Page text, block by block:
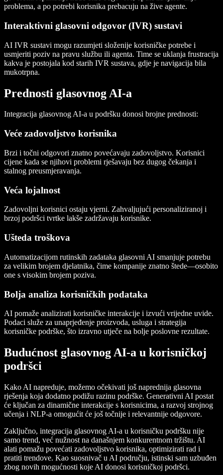
problema, a po potrebi korisnika prebacuju na žive agente.
Interaktivni glasovni odgovor (IVR) sustavi
AI IVR sustavi mogu razumjeti složenije korisničke potrebe i
usmjeriti poziv na pravu službu ili agenta. Time se uklanja frustracija
kakva je postojala kod starih IVR sustava, gdje je navigacija bila
mukotrpna.
Prednosti glasovnog AI-a
Integracija glasovnog AI‑a u podršku donosi brojne prednosti:
Veće zadovoljstvo korisnika
Brzi i točni odgovori znatno povećavaju zadovoljstvo. Korisnici
cijene kada se njihovi problemi rješavaju bez dugog čekanja i
stalnog preusmjeravanja.
Veća lojalnost
Zadovoljni korisnici ostaju vjerni. Zahvaljujući personaliziranoj i
brzoj podršci tvrtke lakše zadržavaju korisnike.
Ušteda troškova
Automatizacijom rutinskih zadataka glasovni AI smanjuje potrebu
za velikim brojem djelatnika, čime kompanije znatno štede—osobito
one s visokim brojem poziva.
Bolja analiza korisničkih podataka
AI pomaže analizirati korisničke interakcije i izvući vrijedne uvide.
Podaci služe za unaprjeđenje proizvoda, usluga i strategija
korisničke podrške, što izravno utječe na bolje poslovne rezultate.
Budućnost glasovnog AI-a u korisničkoj
podršci
Kako AI napreduje, možemo očekivati još naprednija glasovna
rješenja koja dodatno podižu razinu podrške. Generativni AI postat
će ključan za dinamične interakcije s korisnicima, a razvoj strojnog
učenja i NLP‑a omogućit će još točnije i relevantnije odgovore.
Zaključno, integracija glasovnog AI‑a u korisničku podršku nije
samo trend, već nužnost na današnjem konkurentnom tržištu. AI
alati pomažu povećati zadovoljstvo korisnika, optimizirati rad i
pratiti trendove. Kao suosnivač u AI području, istinski sam uzbuđen
zbog novih mogućnosti koje AI donosi korisničkoj podršci.